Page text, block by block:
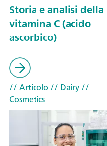
Storia e analisi della
vitamina C (acido
ascorbico)
// Articolo // Dairy//
Cosmetics